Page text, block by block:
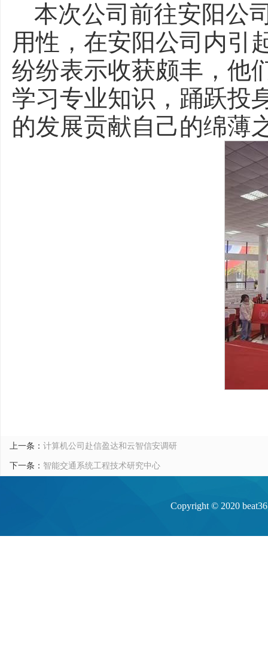
本次公司前往安阳公
用性，在安阳公司内引
纷纷表示收获颇丰，他
学习专业知识，踊跃投
的发展贡献自己的绵薄
上一条： 计算机公司赴信盈达和云智信安调研
下一条： 智能交通系统工程技术研究中心
Copyright © 2020